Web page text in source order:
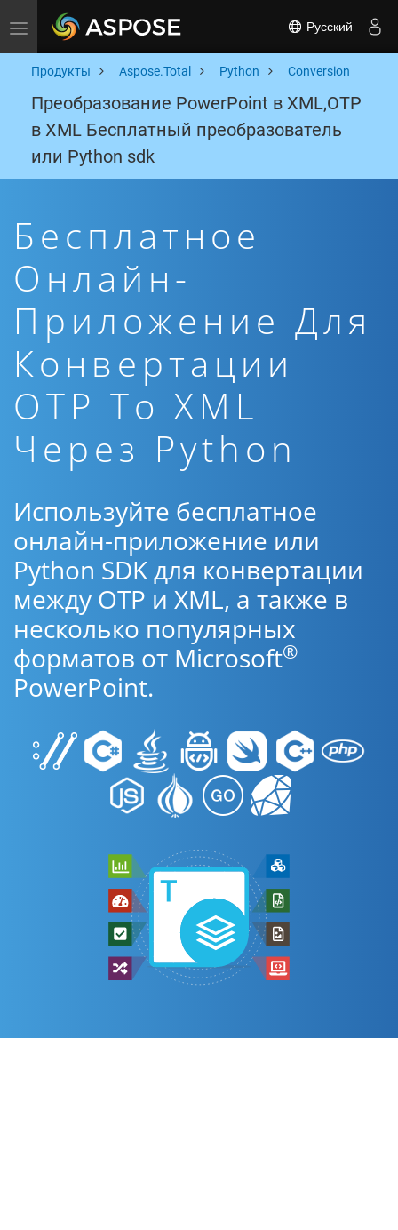
Toggle navigation Русский
Продукты Aspose.Total Python Conversion
Преобразование PowerPoint в XML,OTP
в XML Бесплатный преобразователь
или Python sdk
Бесплатное
Онлайн-
Приложение Для
Конвертации
OTP To XML
Через Python
Используйте бесплатное
онлайн-приложение или
Python SDK для конвертации
между OTP и XML, а также в
несколько популярных
форматов от Microsoft®
PowerPoint.